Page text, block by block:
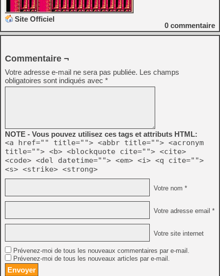
Site Officiel
0 commentaire
Commentaire ¬
Votre adresse e-mail ne sera pas publiée. Les champs
obligatoires sont indiqués avec *
NOTE - Vous pouvez utilisez ces tags et attributs HTML:
<a href="" title=""> <abbr title=""> <acronym
title=""> <b> <blockquote cite=""> <cite>
<code> <del datetime=""> <em> <i> <q cite="">
<s> <strike> <strong>
Votre nom *
Votre adresse email *
Votre site internet
Prévenez-moi de tous les nouveaux commentaires par e-mail.
Prévenez-moi de tous les nouveaux articles par e-mail.